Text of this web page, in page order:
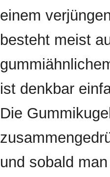
einem
besteht meist
ist denkbar
Die
und sobald